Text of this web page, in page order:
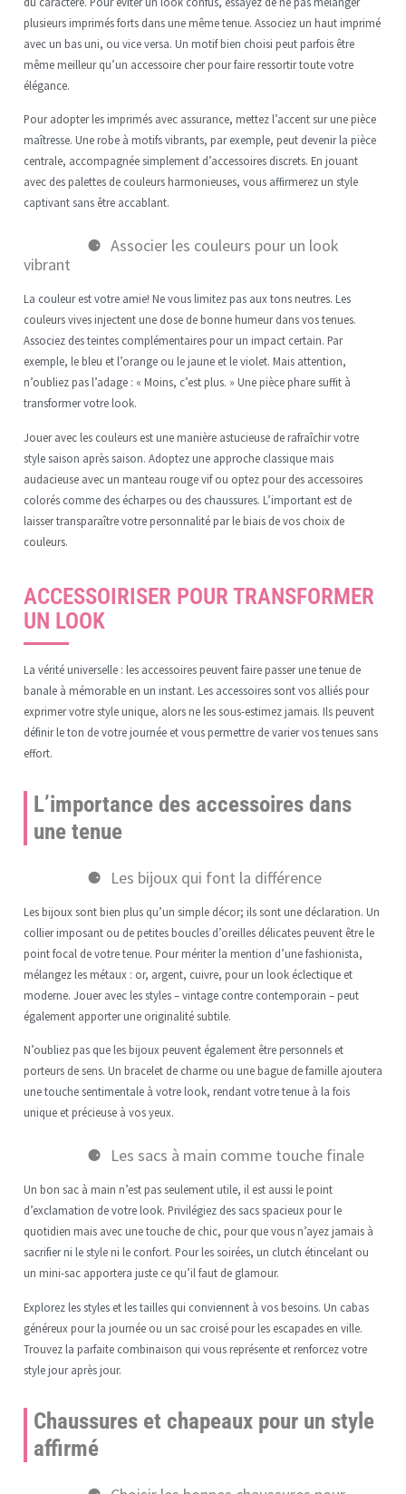
plusieurs imprimés forts dans une même tenue. Associez un haut imprimé
avec un bas uni, ou vice versa. Un motif bien choisi peut parfois être
même meilleur qu’un accessoire cher pour faire ressortir toute votre
élégance.
Pour adopter les imprimés avec assurance, mettez l’accent sur une pièce
maîtresse. Une robe à motifs vibrants, par exemple, peut devenir la pièce
centrale, accompagnée simplement d’accessoires discrets. En jouant
avec des palettes de couleurs harmonieuses, vous affirmerez un style
captivant sans être accablant.
Associer les couleurs pour un look
vibrant
La couleur est votre amie! Ne vous limitez pas aux tons neutres. Les
couleurs vives injectent une dose de bonne humeur dans vos tenues.
Associez des teintes complémentaires pour un impact certain. Par
exemple, le bleu et l’orange ou le jaune et le violet. Mais attention,
n’oubliez pas l’adage : « Moins, c’est plus. » Une pièce phare suffit à
transformer votre look.
Jouer avec les couleurs est une manière astucieuse de rafraîchir votre
style saison après saison. Adoptez une approche classique mais
audacieuse avec un manteau rouge vif ou optez pour des accessoires
colorés comme des écharpes ou des chaussures. L’important est de
laisser transparaître votre personnalité par le biais de vos choix de
couleurs.
ACCESSOIRISER POUR TRANSFORMER
UN LOOK
La vérité universelle : les accessoires peuvent faire passer une tenue de
banale à mémorable en un instant. Les accessoires sont vos alliés pour
exprimer votre style unique, alors ne les sous-estimez jamais. Ils peuvent
définir le ton de votre journée et vous permettre de varier vos tenues sans
effort.
L’importance des accessoires dans
une tenue
Les bijoux qui font la différence
Les bijoux sont bien plus qu’un simple décor; ils sont une déclaration. Un
collier imposant ou de petites boucles d’oreilles délicates peuvent être le
point focal de votre tenue. Pour mériter la mention d’une fashionista,
mélangez les métaux : or, argent, cuivre, pour un look éclectique et
moderne. Jouer avec les styles – vintage contre contemporain – peut
également apporter une originalité subtile.
N’oubliez pas que les bijoux peuvent également être personnels et
porteurs de sens. Un bracelet de charme ou une bague de famille ajoutera
une touche sentimentale à votre look, rendant votre tenue à la fois
unique et précieuse à vos yeux.
Les sacs à main comme touche finale
Un bon sac à main n’est pas seulement utile, il est aussi le point
d’exclamation de votre look. Privilégiez des sacs spacieux pour le
quotidien mais avec une touche de chic, pour que vous n’ayez jamais à
sacrifier ni le style ni le confort. Pour les soirées, un clutch étincelant ou
un mini-sac apportera juste ce qu’il faut de glamour.
Explorez les styles et les tailles qui conviennent à vos besoins. Un cabas
généreux pour la journée ou un sac croisé pour les escapades en ville.
Trouvez la parfaite combinaison qui vous représente et renforcez votre
style jour après jour.
Chaussures et chapeaux pour un style
affirmé